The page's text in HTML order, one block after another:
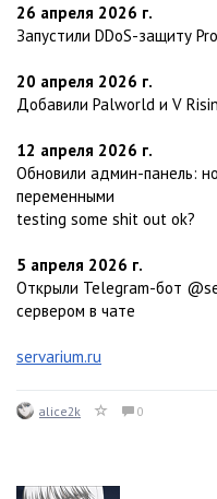
26 апреля 2026 г.
Запустили DDoS-защиту
20 апреля 2026 г.
Добавили Palworld и V
12 апреля 2026 г.
Обновили админ-панель:
переменными
testing some shit out ok?
5 апреля 2026 г.
Открыли Telegram-бот
сервером в чате
servarium.ru
alice2k 0